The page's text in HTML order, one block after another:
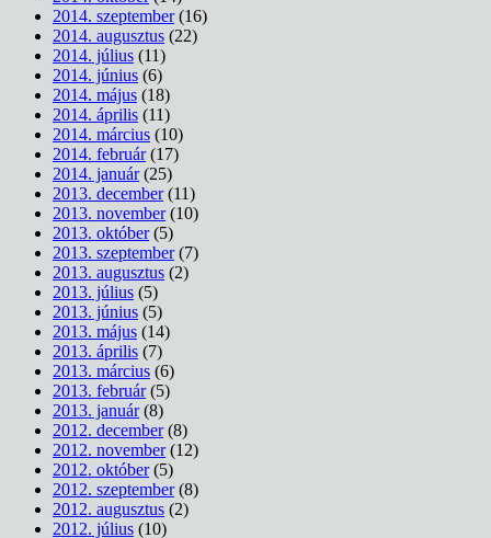
2014. szeptember(16)
2014. augusztus (22)
2014. július (11)
2014. június (6)
2014. május (18)
2014. április (11)
2014. március (10)
2014. február(17)
2014. január(25)
2013. december(11)
2013. november(10)
2013. október(5)
2013. szeptember(7)
2013. augusztus (2)
2013. július (5)
2013. június (5)
2013. május (14)
2013. április (7)
2013. március (6)
2013. február(5)
2013. január(8)
2012. december(8)
2012. november(12)
2012. október(5)
2012. szeptember(8)
2012. augusztus (2)
2012. július (10)